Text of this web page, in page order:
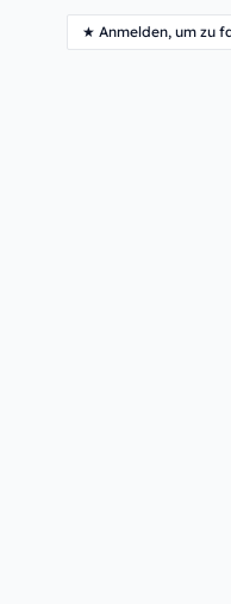
★ Anmelden, um zu